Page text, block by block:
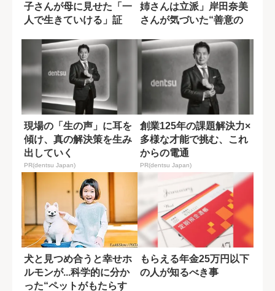
子さんが母に見せた「一
人で生きていける」証
姉さんは立派」岸田奈美
さんが気づいた“善意の
現場の「生の声」に耳を
傾け、真の解決策を生み
出していく
PR(dentsu Japan)
創業125年の課題解決力×
多様な才能で挑む、これ
からの電通
PR(dentsu Japan)
犬と見つめ合うと幸せホ
ルモンが...科学的に分か
った“ペットがもたらす
もらえる年金25万円以下
の人が知るべき事